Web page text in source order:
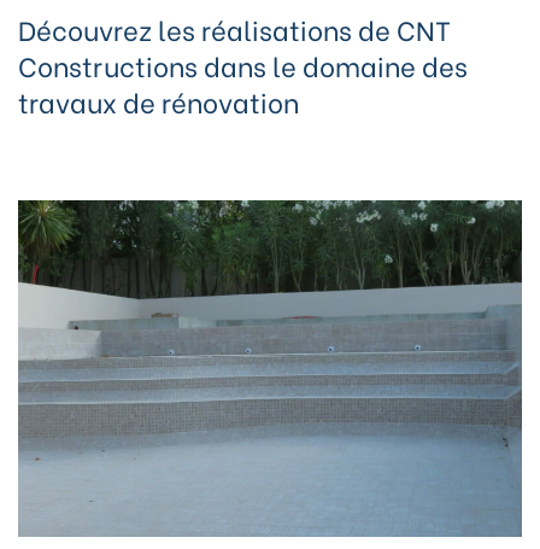
Découvrez les réalisations de CNT
Constructions dans le domaine des
travaux de rénovation